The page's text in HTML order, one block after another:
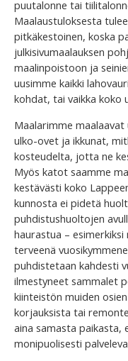
puutalonne tai
Maalaustuloksesta
pitkäkestoinen, koska
julkisivumaalauksen
maalinpoistoon ja
uusimme kaikki
kohdat, tai vaikka koko
Maalarimme
ulko-ovet ja ikkunat,
kosteudelta, jotta ne
Myös katot saamme
kestävästi koko
kunnosta ei pidetä
puhdistushuoltojen
haurastua –
terveenä
puhdistetaan kahdesti
ilmestyneet sammalet
kiinteistön muiden
korjauksista tai
aina samasta paikasta,
monipuolisesti